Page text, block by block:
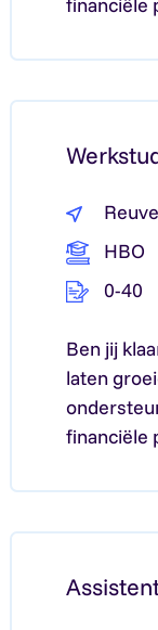
HBO
0-40
Ben jij
laten
financiële